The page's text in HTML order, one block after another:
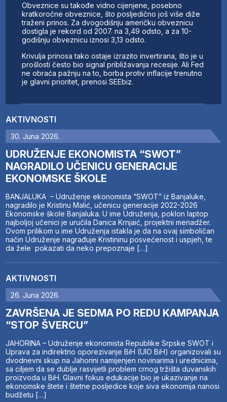
AKTIVNOSTI
30. Juna 2026.
UDRUŽENJE EKONOMISTA “SWOT”
NAGRADILO UČENICU GENERACIJE
EKONOMSKE ŠKOLE
BANJALUKA – Udruženje ekonomista “SWOT” iz Banjaluke,
nagradilo je Kristinu Malić, učenicu generacije 2022-2026
Ekonomske škole Banjaluka. U ime Udruženja, poklon laptop
najboljoj učenici je uručila Danica Krnjaić, projektni menadžer.
Ovom prilikom u ime Udruženja istakla je da na ovaj simboličan
način Udruženje nagrađuje Kristininu posvećenost i uspjeh, te
da žele pokazati da neko prepoznaje […]
AKTIVNOSTI
26. Juna 2026.
ZAVRŠENA JE SEDMA PO REDU KAMPANJA
“STOP ŠVERCU”
JAHORINA – Udruženje ekonomista Republike Srpske SWOT i
Uprava za indirektno oporezivanje BiH (UIO BiH) organizovali su
dvodnevni skup na Jahorini namijenjen novinarima i urednicima,
sa ciljem da se dublje rasvijetli problem crnog tržišta duvanskih
proizvoda u BiH. Glavni fokus edukacije bio je ukazivanje na
ekonomske štete i štetne posljedice koje siva ekonomija nanosi
budžetu […]
Obveznice su takođe vidno cijenjene, posebno
kratkoročne obveznice, što posljedično još više diže
traženi prinos. Za dvogodišnju američku obveznicu
dostigla je rekord od 2007. na 3,49 odsto, a za 10-
godišnju obveznicu iznosi 3,13 odsto.
Krivulja prinosa tako ostaje izrazito invertirana, što je u
prošlosti često bio signal približavanja recesije. Ali Fed
ne obraća pažnju na to, borba protiv inflacije trenutno
je glavni prioritet, prenosi SEEbiz.